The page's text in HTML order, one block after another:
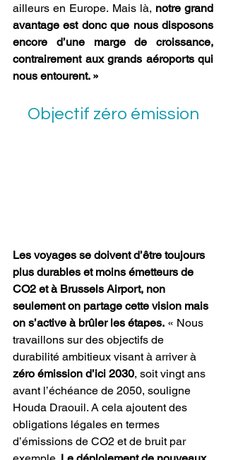
ailleurs en Europe. Mais là, notre grand
avantage est donc que nous disposons
encore d’une marge de croissance,
contrairement aux grands aéroports qui
nous entourent. »
Objectif zéro émission
Les voyages se doivent d’être toujours
plus durables et moins émetteurs de
CO2 et à Brussels Airport, non
seulement on partage cette vision mais
on s’active à brûler les étapes. « Nous
travaillons sur des objectifs de
durabilité ambitieux visant à arriver à
zéro émission d’ici 2030, soit vingt ans
avant l’échéance de 2050, souligne
Houda Draouil. A cela ajoutent des
obligations légales en termes
d’émissions de CO2 et de bruit par